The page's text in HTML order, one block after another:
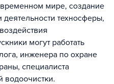
мире, создание
техносферы,
могут работать
инженера по охране
специалиста
водоочистки.